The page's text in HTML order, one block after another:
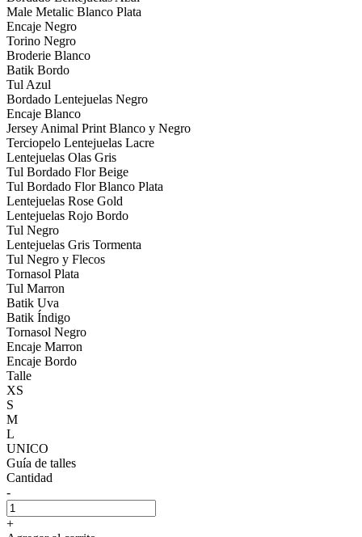
Male Metalic Blanco Plata
Encaje Negro
Torino Negro
Broderie Blanco
Batik Bordo
Tul Azul
Bordado Lentejuelas Negro
Encaje Blanco
Jersey Animal Print Blanco y Negro
Terciopelo Lentejuelas Lacre
Lentejuelas Olas Gris
Tul Bordado Flor Beige
Tul Bordado Flor Blanco Plata
Lentejuelas Rose Gold
Lentejuelas Rojo Bordo
Tul Negro
Lentejuelas Gris Tormenta
Tul Negro y Flecos
Tornasol Plata
Tul Marron
Batik Uva
Batik Índigo
Tornasol Negro
Encaje Marron
Encaje Bordo
Talle
XS
S
M
L
UNICO
Guía de talles
Cantidad
-
+